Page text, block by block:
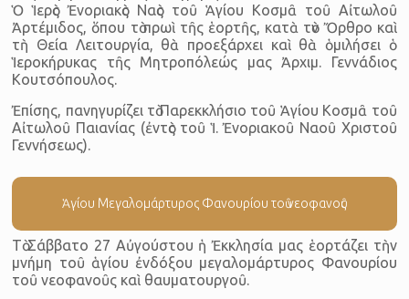
Ὁ Ἱερὸς Ἐνοριακὸς Ναὸς τοῦ Ἁγίου Κοσμᾶ τοῦ Αἰτωλοῦ
Ἀρτέμιδος, ὅπου τὸ πρωὶ τῆς ἑορτῆς, κατὰ τὸν Ὄρθρο καὶ
τὴ Θεία Λειτουργία, θὰ προεξάρχει καὶ θὰ ὁμιλήσει ὁ
Ἱεροκήρυκας τῆς Μητροπόλεώς μας Ἀρχιμ. Γεννάδιος
Κουτσόπουλος.
Ἐπίσης, πανηγυρίζει τὸ Παρεκκλήσιο τοῦ Ἁγίου Κοσμᾶ τοῦ
Αἰτωλοῦ Παιανίας (ἐντὸς τοῦ Ἱ. Ἐνοριακοῦ Ναοῦ Χριστοῦ
Γεννήσεως).
Ἁγίου Μεγαλομάρτυρος Φανουρίου τοῦ νεοφανοῦς
Τὸ Σάββατο 27 Αὐγούστου ἡ Ἐκκλησία μας ἑορτάζει τὴν
μνήμη τοῦ ἁγίου ἐνδόξου μεγαλομάρτυρος Φανουρίου
τοῦ νεοφανοῦς καὶ θαυματουργοῦ.